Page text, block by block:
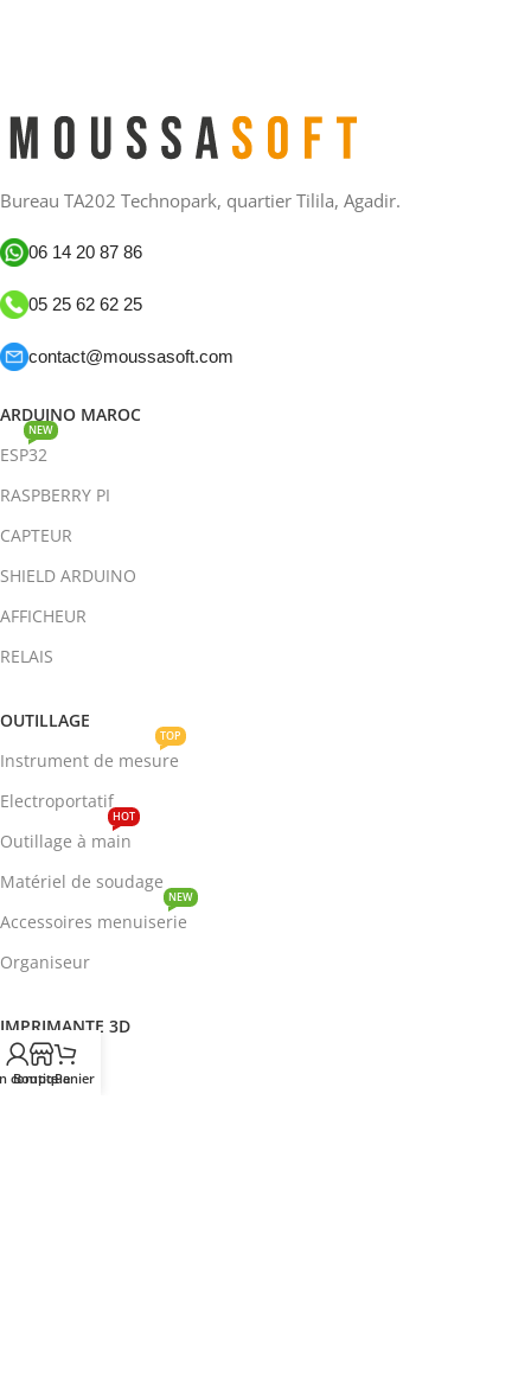
Bureau TA202 Technopark, quartier Tilila, Agadir.
06 14 20 87 86
05 25 62 62 25
contact@moussasoft.com
ARDUINO MAROC
ESP32
NEW
RASPBERRY PI
CAPTEUR
SHIELD ARDUINO
AFFICHEUR
RELAIS
OUTILLAGE
Instrument de mesure
TOP
Electroportatif
Outillage à main
HOT
Matériel de soudage
Accessoires menuiserie
NEW
Organiseur
IMPRIMANTE 3D
ROBOTIQUE
compte
BoutiquePanier